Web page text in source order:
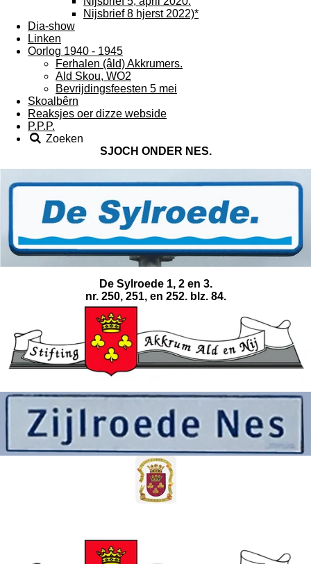
Nijsbrief 8 hjerst 2022)*
Dia-show
Linken
Oorlog 1940 - 1945
Ferhalen (âld) Akkrumers.
Ald Skou, WO2
Bevrijdingsfeesten 5 mei
Skoalbêrn
Reaksjes oer dizze webside
P.P.P.
Zoeken
SJOCH ONDER NES.
De Sylroede 1, 2 en 3.
nr. 250, 251, en 252. blz. 84.